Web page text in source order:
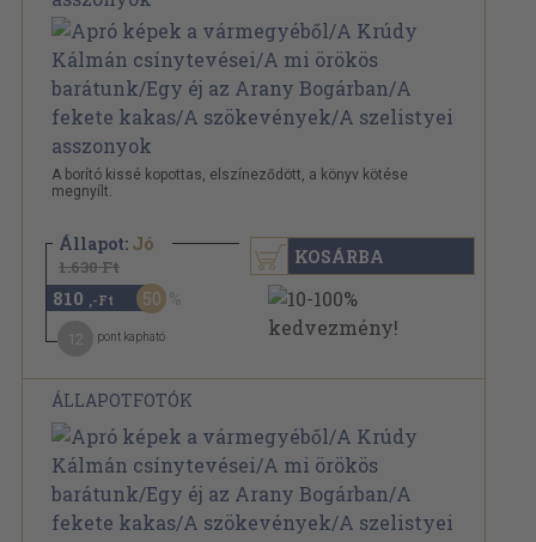
A borító kissé kopottas, elszíneződött, a könyv kötése
megnyílt.
Állapot: Jó
1.630 Ft
810 ,-Ft 50
pont kapható
KOSÁRBA
ÁLLAPOTFOTÓK